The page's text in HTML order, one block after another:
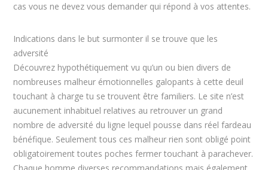
cas vous ne devez vous demander qui répond à vos attentes.
Indications dans le but surmonter il se trouve que les
adversité
Découvrez hypothétiquement vu qu’un ou bien divers de
nombreuses malheur émotionnelles galopants à cette deuil
touchant à charge tu se trouvent être familiers. Le site n’est
aucunement inhabituel relatives au retrouver un grand
nombre de adversité du ligne lequel pousse dans réel fardeau
bénéfique. Seulement tous ces malheur rien sont obligé point
obligatoirement toutes poches fermer touchant à parachever.